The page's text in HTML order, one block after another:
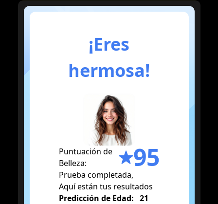
¡Eres
hermosa!
Puntuación de
Belleza: 95
Prueba completada,
Aquí están tus resultados
Predicción de Edad: 21